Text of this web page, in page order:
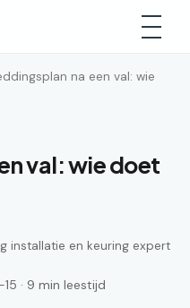
na een val: wie
val: wie doet
installatie en keuring expert
· 9 min leestijd